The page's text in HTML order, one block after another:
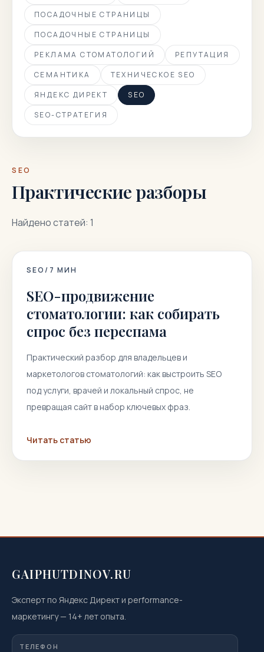
ПОСАДОЧНЫЕ СТРАНИЦЫ
ПОСАДОЧНЫЕ СТРАНИЦЫ
РЕКЛАМА СТОМАТОЛОГИЙ
РЕПУТАЦИЯ
СЕМАНТИКА
ТЕХНИЧЕСКОЕ SEO
ЯНДЕКС ДИРЕКТ
SEO
SEO-СТРАТЕГИЯ
SEO
Практические разборы
Найдено статей: 1
SEO/ 7 МИН
SEO-продвижение
стоматологии: как собирать
спрос без переспама
Практический разбор для владельцев и
маркетологов стоматологий: как выстроить SEO
под услуги, врачей и локальный спрос, не
превращая сайт в набор ключевых фраз.
Читать статью
GAIPHUTDINOV.RU
Эксперт по Яндекс Директ и performance-
маркетингу— 14+ лет опыта.
ТЕЛЕФОН